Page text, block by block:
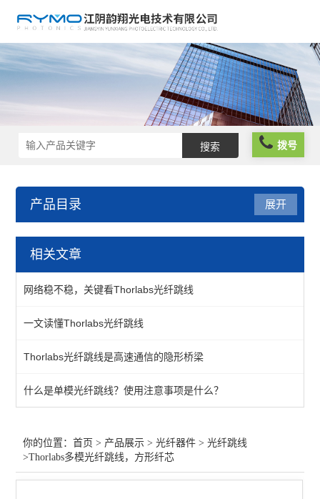
拨号
产品目录
光纤器件
光纤探头
展开
相关文章
网络稳不稳，关键看Thorlabs光纤跳线
一文读懂Thorlabs光纤跳线
Thorlabs光纤跳线是高速通信的隐形桥梁
什么是单模光纤跳线？使用注意事项是什么？
你的位置：首页 > 产品展示 >光纤器件 >光纤跳线
>Thorlabs多模光纤跳线，方形纤芯